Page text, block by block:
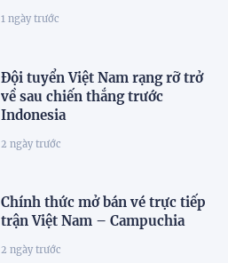
1 ngày trước
Đội tuyển Việt Nam rạng rỡ trở
về sau chiến thắng trước
Indonesia
2 ngày trước
Chính thức mở bán vé trực tiếp
trận Việt Nam – Campuchia
2 ngày trước